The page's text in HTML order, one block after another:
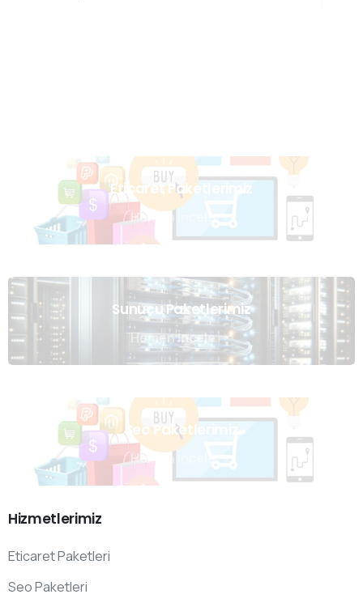
Eticaret Paketlerimiz
Hemen İncele
Sunucu Paketlerimiz
Hemen İncele
Seo Paketlerimiz
Hemen İncele
Hizmetlerimiz
Eticaret Paketleri
Seo Paketleri